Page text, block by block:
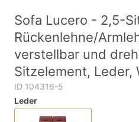
Sofa Lucero - 2,5-
Rückenlehne/
verstellbar und
Sitzelement, Leder,
ID 104316-5
Leder